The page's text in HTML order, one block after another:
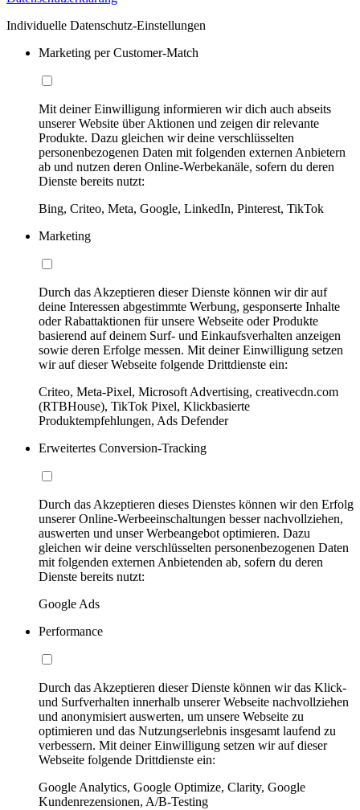
Individuelle Datenschutz-Einstellungen
Marketing per Customer-Match
Mit deiner Einwilligung informieren wir dich auch abseits
unserer Website über Aktionen und zeigen dir relevante
Produkte. Dazu gleichen wir deine verschlüsselten
personenbezogenen Daten mit folgenden externen Anbietern
ab und nutzen deren Online-Werbekanäle, sofern du deren
Dienste bereits nutzt:
Bing, Criteo, Meta, Google, LinkedIn, Pinterest, TikTok
Marketing
Durch das Akzeptieren dieser Dienste können wir dir auf
deine Interessen abgestimmte Werbung, gesponserte Inhalte
oder Rabattaktionen für unsere Webseite oder Produkte
basierend auf deinem Surf- und Einkaufsverhalten anzeigen
sowie deren Erfolge messen. Mit deiner Einwilligung setzen
wir auf dieser Webseite folgende Drittdienste ein:
Criteo, Meta-Pixel, Microsoft Advertising, creativecdn.com
(RTBHouse), TikTok Pixel, Klickbasierte
Produktempfehlungen, Ads Defender
Erweitertes Conversion-Tracking
Durch das Akzeptieren dieses Dienstes können wir den Erfolg
unserer Online-Werbeeinschaltungen besser nachvollziehen,
auswerten und unser Werbeangebot optimieren. Dazu
gleichen wir deine verschlüsselten personenbezogenen Daten
mit folgenden externen Anbietenden ab, sofern du deren
Dienste bereits nutzt:
Google Ads
Performance
Durch das Akzeptieren dieser Dienste können wir das Klick-
und Surfverhalten innerhalb unserer Webseite nachvollziehen
und anonymisiert auswerten, um unsere Webseite zu
optimieren und das Nutzungserlebnis insgesamt laufend zu
verbessern. Mit deiner Einwilligung setzen wir auf dieser
Webseite folgende Drittdienste ein:
Google Analytics, Google Optimize, Clarity, Google
Kundenrezensionen, A/B-Testing